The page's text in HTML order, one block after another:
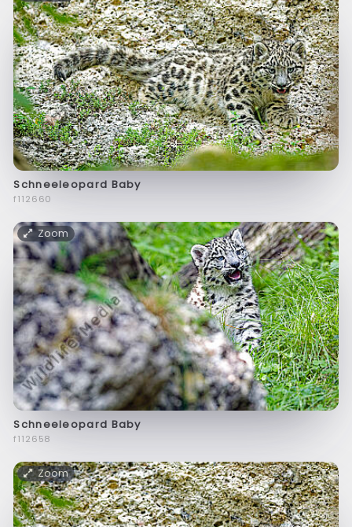
Schneeleopard Baby
f112660
Zoom
Schneeleopard Baby
f112658
Zoom